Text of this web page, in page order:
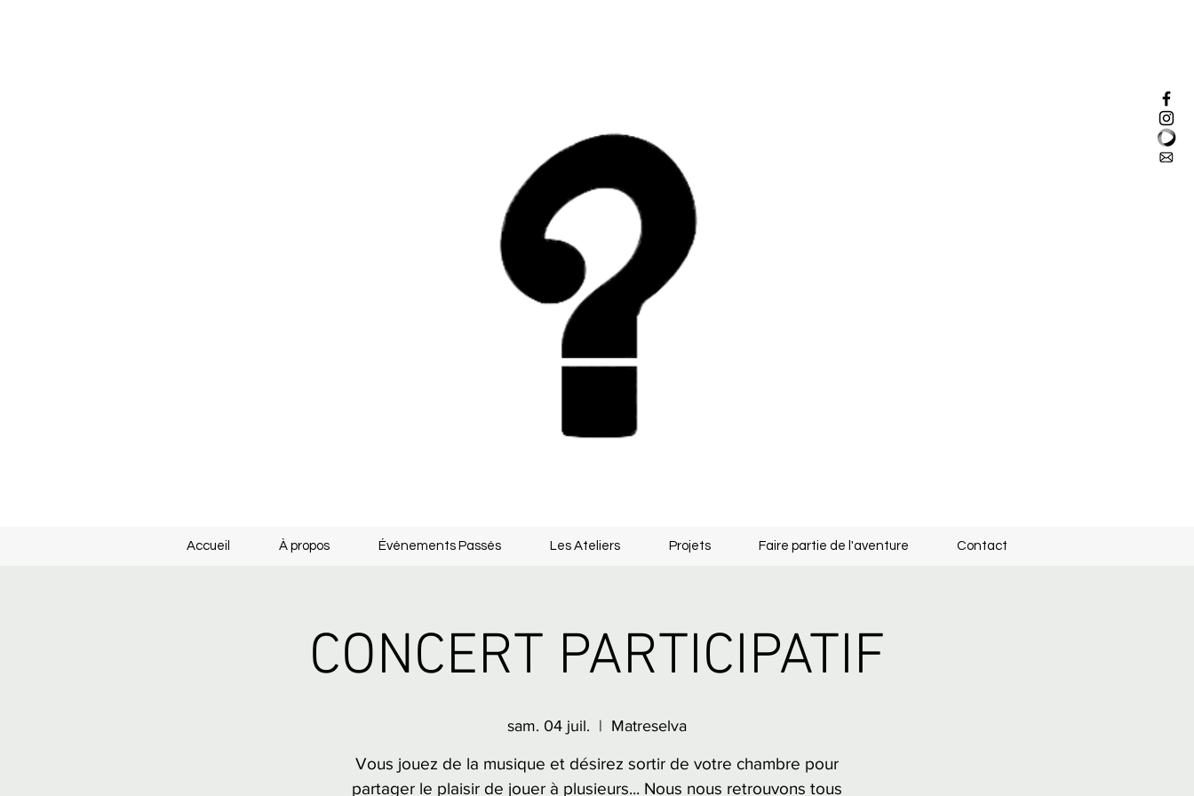
Accueil À propos Événements Passés Les Ateliers Projets Faire partie de l'aventure Contact
CONCERT PARTICIPATIF
sam. 04 juil.
  |
Matreselva
Vous jouez de la musique et désirez sortir de votre chambre pour
partager le plaisir de jouer à plusieurs... Nous nous retrouvons tous